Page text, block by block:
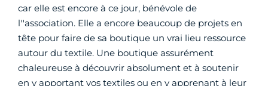
car elle est encore à ce jour, bénévole de
l''association. Elle a encore beaucoup de projets en
tête pour faire de sa boutique un vrai lieu ressource
autour du textile. Une boutique assurément
chaleureuse à découvrir absolument et à soutenir
en y apportant vos textiles ou en y apprenant à leur